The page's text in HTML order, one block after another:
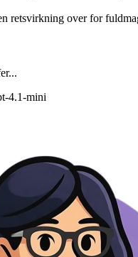
retsvirkning over for
4.1-mini